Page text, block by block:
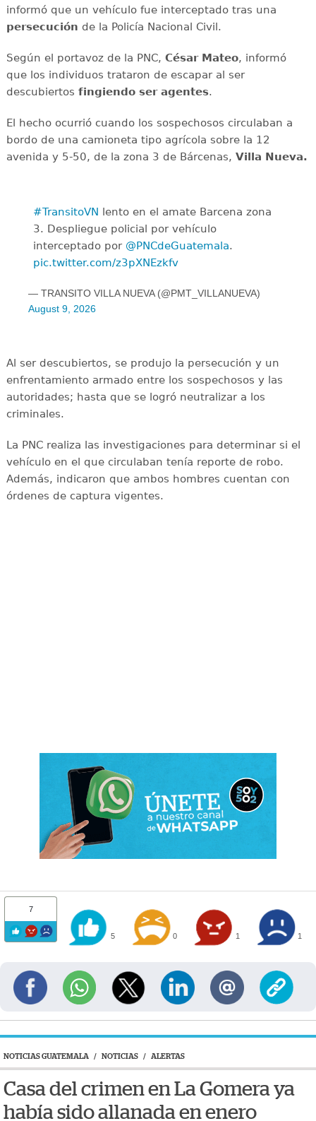
informó que un vehículo fue interceptado tras una
persecución de la Policía Nacional Civil.
Según el portavoz de la PNC, César Mateo, informó
que los individuos trataron de escapar al ser
descubiertos fingiendo ser agentes.
El hecho ocurrió cuando los sospechosos circulaban a
bordo de una camioneta tipo agrícola sobre la 12
avenida y 5-50, de la zona 3 de Bárcenas, Villa Nueva.
#TransitoVN lento en el amate Barcena zona
3. Despliegue policial por vehículo
interceptado por @PNCdeGuatemala.
pic.twitter.com/z3pXNEzkfv
— TRANSITO VILLA NUEVA (@PMT_VILLANUEVA)
August 9, 2026
Al ser descubiertos, se produjo la persecución y un
enfrentamiento armado entre los sospechosos y las
autoridades; hasta que se logró neutralizar a los
criminales.
La PNC realiza las investigaciones para determinar si el
vehículo en el que circulaban tenía reporte de robo.
Además, indicaron que ambos hombres cuentan con
órdenes de captura vigentes.
7
5 0 1 1
NOTICIAS GUATEMALA / NOTICIAS / ALERTAS
Casa del crimen en La Gomera ya
había sido allanada en enero